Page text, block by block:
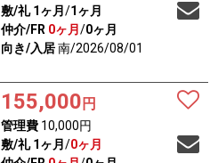
敷/礼 1ヶ月 /1ヶ月
仲介/FR 0ヶ月 /0ヶ月
向き/入居南/2026/08/01
155,000 円
管理費10,000円
敷/礼 1ヶ月 /0ヶ月